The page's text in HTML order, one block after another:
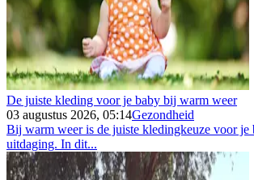
De juiste kleding voor je baby bij warm weer
03 augustus 2026, 05:14Gezondheid
Bij warm weer is de juiste kledingkeuze voor je
uitdaging. In dit...